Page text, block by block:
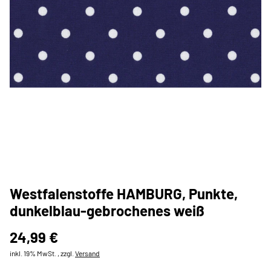
Westfalenstoffe HAMBURG, Punkte,
dunkelblau-gebrochenes weiß
24,99 €
inkl. 19% MwSt. , zzgl. Versand